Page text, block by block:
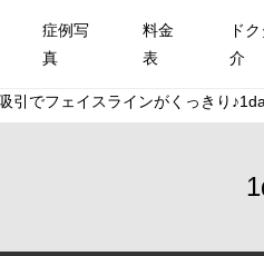
症例写
真
料金
表
ド
介
引でフェイスラインがくっきり